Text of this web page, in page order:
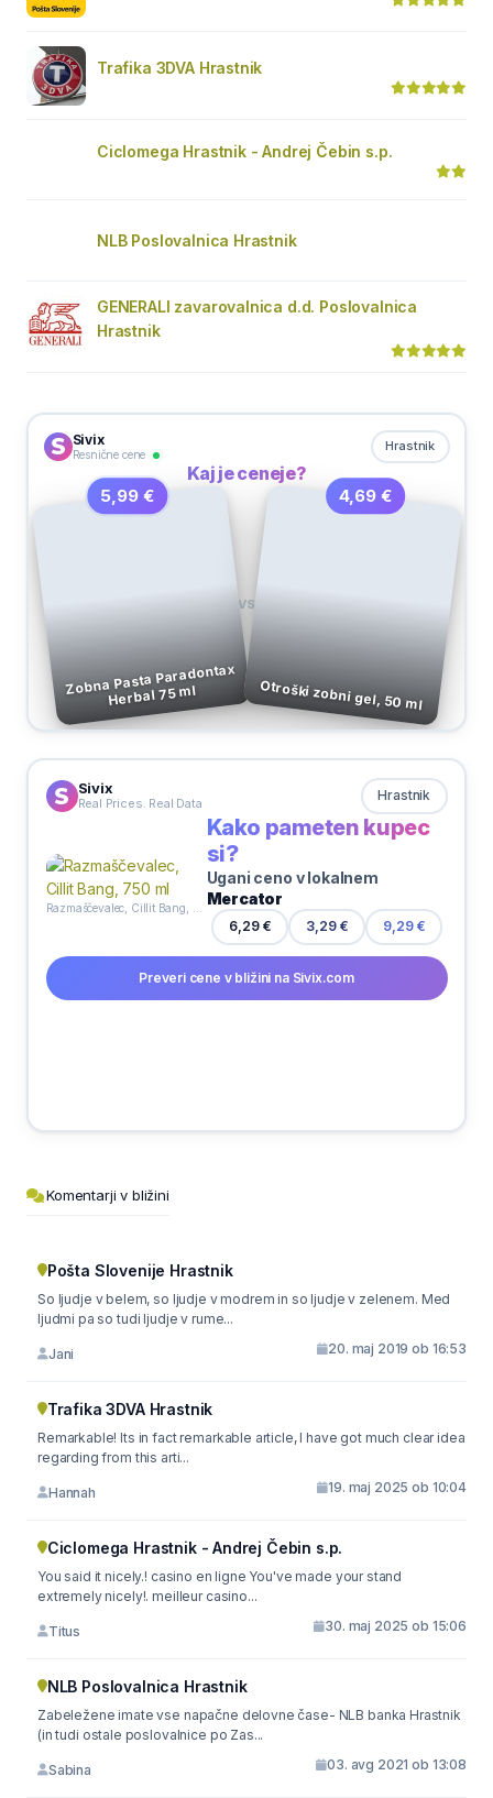
Trafika 3DVA Hrastnik
Ciclomega Hrastnik - Andrej Čebin s.p.
NLB Poslovalnica Hrastnik
GENERALI zavarovalnica d.d. Poslovalnica
Hrastnik
Sivix
Resnične cene
Hrastnik
Kaj je ceneje?
5,99 €
Zobna Pasta Paradontax
Herbal 75 ml
VS
4,69 €
Otroški zobni gel, 50 ml
Sivix
Real Prices. Real Data Hrastnik
Kako pameten kupec
si?
Ugani ceno v lokalnem
Mercator
6,29 € 3,29 € 9,29 €
Preveri cene v bližini na Sivix.com
Komentarji v bližini
Pošta Slovenije Hrastnik
So ljudje v belem, so ljudje v modrem in so ljudje v zelenem. Med
ljudmi pa so tudi ljudje v rume...
Jani 20. maj 2019 ob 16:53
Trafika 3DVA Hrastnik
Remarkable! Its in fact remarkable article, I have got much clear idea
regarding from this arti...
Hannah 19. maj 2025 ob 10:04
Ciclomega Hrastnik - Andrej Čebin s.p.
You said it nicely.! casino en ligne You've made your stand
extremely nicely!. meilleur casino...
Titus 30. maj 2025 ob 15:06
NLB Poslovalnica Hrastnik
Zabeležene imate vse napačne delovne čase- NLB banka Hrastnik
(in tudi ostale poslovalnice po Zas...
Sabina 03. avg 2021 ob 13:08